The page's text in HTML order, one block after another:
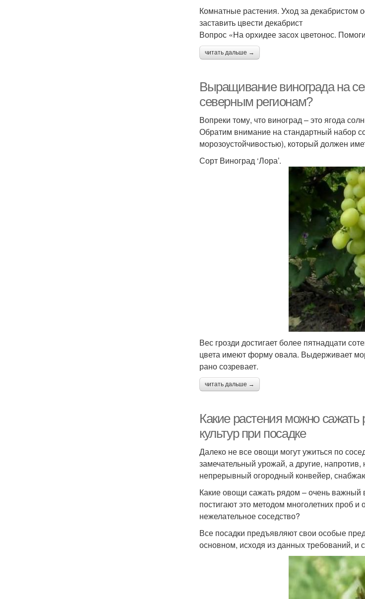
Комнатные растения. Уход за декабристом
заставить цвести декабрист
Вопрос «На орхидее засох цветонос.
читать дальше →
Выращивание винограда на
северным регионам?
Вопреки тому, что виноград – это ягода
Обратим внимание на стандартный набор
морозоустойчивостью), который должен
Сорт Виноград ‘Лора’.
Вес грозди достигает более пятнадцати
цвета имеют форму овала. Выдерживает
рано созревает.
читать дальше →
Какие растения можно
культур при посадке
Далеко не все овощи могут ужиться по
замечательный урожай, а другие,
непрерывный огородный конвейер,
Какие овощи сажать рядом – очень важный
постигают это методом многолетних проб
нежелательное соседство?
Все посадки предъявляют свои особые
основном, исходя из данных требований, и